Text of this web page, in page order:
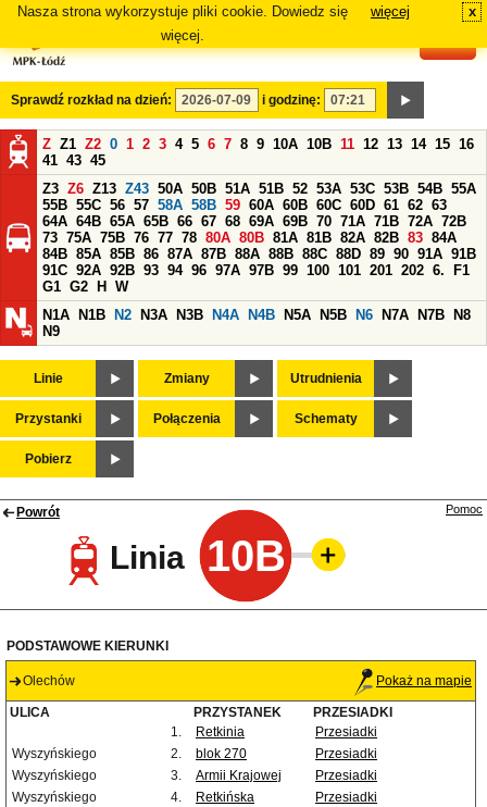
Nasza strona wykorzystuje pliki cookie. Dowiedz się
więcej.
więcej x
Sprawdź rozkład na dzień: i godzinę:
Z Z1 Z2 0 1 2 3 4 5 6 7 8 9 10A 10B 11 12 13 14 15 16
41 43 45
Z3 Z6 Z13 Z43 50A 50B 51A 51B 52 53A 53C 53B 54B 55A
55B 55C 56 57 58A 58B 59 60A 60B 60C 60D 61 62 63
64A 64B 65A 65B 66 67 68 69A 69B 70 71A 71B 72A 72B
73 75A 75B 76 77 78 80A 80B 81A 81B 82A 82B 83 84A
84B 85A 85B 86 87A 87B 88A 88B 88C 88D 89 90 91A 91B
91C 92A 92B 93 94 96 97A 97B 99 100 101 201 202 6.
F1
G1 G2 H
W
N1A
N1B N2 N3A N3B N4A N4B N5A N5B N6 N7A N7B
N8
N9
Linie Zmiany Utrudnienia
Przystanki Połączenia Schematy
Pobierz
Powrót
Linia 10B
Pomoc
PODSTAWOWE KIERUNKI
Olechów Pokaż na mapie
ULICA PRZYSTANEK
PRZESIADKI
1.
Retkinia
Przesiadki
Wyszyńskiego
2. blok 270
Przesiadki
Wyszyńskiego
3. Armii Krajowej
Przesiadki
Wyszyńskiego
4. Retkińska
Przesiadki